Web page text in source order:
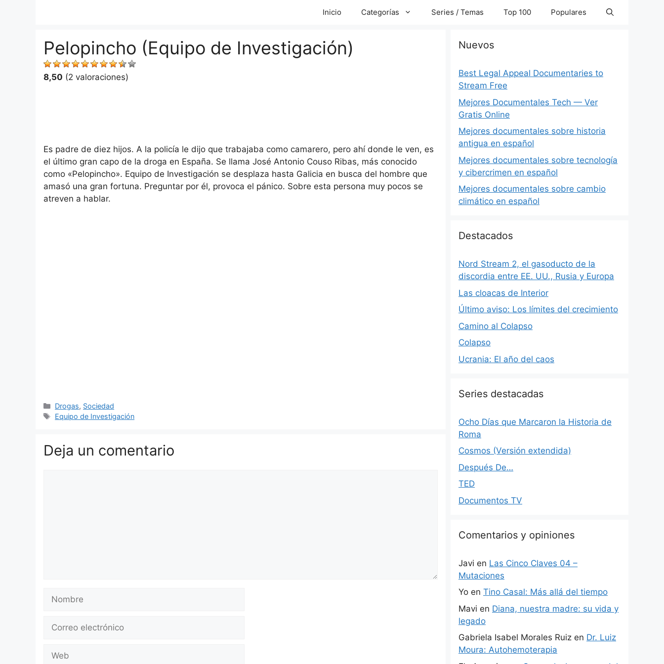
Inicio Categorías Series / Temas Top 100 Populares
Pelopincho (Equipo de Investigación)
8,50 (2 valoraciones)
Es padre de diez hijos. A la policía le dijo que trabajaba como camarero, pero ahí donde le ven, es
el último gran capo de la droga en España. Se llama José Antonio Couso Ribas, más conocido
como «Pelopincho». Equipo de Investigación se desplaza hasta Galicia en busca del hombre que
amasó una gran fortuna. Preguntar por él, provoca el pánico. Sobre esta persona muy pocos se
atreven a hablar.
Categorías
Drogas, Sociedad
Etiquetas
Equipo de Investigación
Deja un comentario
Nombre
Correo
Web
Nuevos
Best Legal Appeal Documentaries to
Stream Free
Mejores Documentales Tech — Ver
Gratis Online
Mejores documentales sobre historia
antigua en español
Mejores documentales sobre tecnología
y cibercrimen en español
Mejores documentales sobre cambio
climático en español
Destacados
Nord Stream 2, el gasoducto de la
discordia entre EE. UU., Rusia y Europa
Las cloacas de Interior
Último aviso: Los límites del crecimiento
Camino al Colapso
Colapso
Ucrania: El año del caos
Series destacadas
Ocho Días que Marcaron la Historia de
Roma
Cosmos (Versión extendida)
Después De…
TED
Documentos TV
Comentarios y opiniones
Javi en Las Cinco Claves 04 –
Mutaciones
Yo en Tino Casal: Más allá del tiempo
Mavi en Diana, nuestra madre: su vida y
legado
Gabriela Isabel Morales Ruiz en Dr. Luiz
Moura: Autohemoterapia